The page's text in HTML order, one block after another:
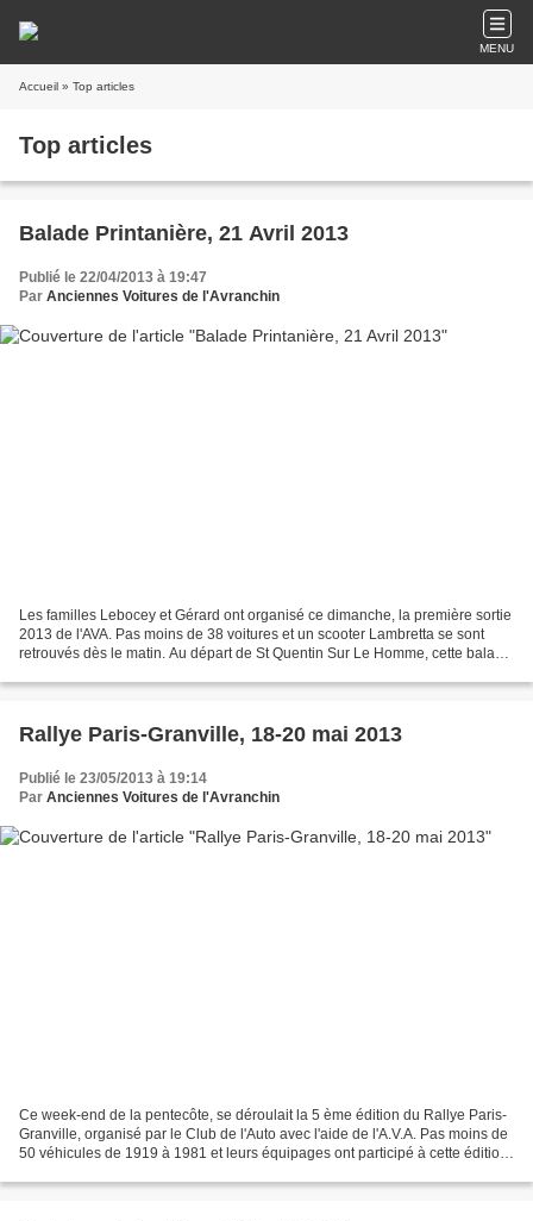
MENU
Accueil » Top articles
Top articles
Balade Printanière, 21 Avril 2013
Publié le 22/04/2013 à 19:47
Par Anciennes Voitures de l'Avranchin
Les familles Lebocey et Gérard ont organisé ce dimanche, la première sortie
2013 de l'AVA. Pas moins de 38 voitures et un scooter Lambretta se sont
retrouvés dès le matin. Au départ de St Quentin Sur Le Homme, cette balade
Rallye Paris-Granville, 18-20 mai 2013
Publié le 23/05/2013 à 19:14
Par Anciennes Voitures de l'Avranchin
Ce week-end de la pentecôte, se déroulait la 5 ème édition du Rallye Paris-
Granville, organisé par le Club de l'Auto avec l'aide de l'A.V.A. Pas moins de
50 véhicules de 1919 à 1981 et leurs équipages ont participé à cette édition.